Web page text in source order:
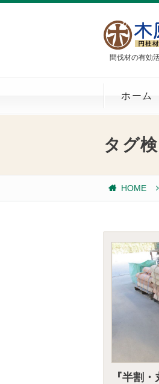
間伐材の有効
ホーム
タグ
HOME
『半割